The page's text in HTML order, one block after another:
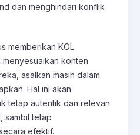
dan menghindari konflik
memberikan KOL
konten
asalkan masih dalam
Hal ini akan
tetap autentik dan relevan
sambil tetap
efektif.